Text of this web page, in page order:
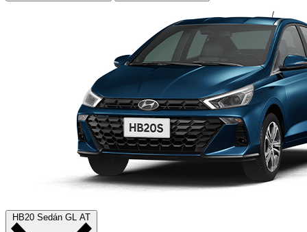
HB20 Sedán GL AT